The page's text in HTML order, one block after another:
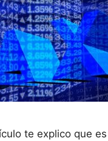
te explico que